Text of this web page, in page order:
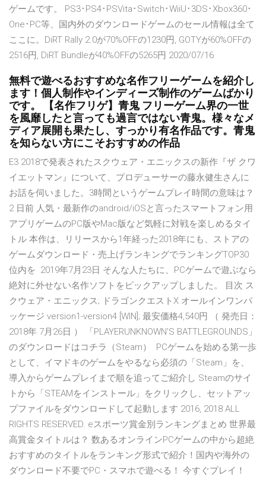
ゲームです。 PS3･PS4･PSVita･Switch･WiiU･3DS･Xbox360･
One･PC等、国内外のダウンロードゲームのセール情報は全て
ここに。DiRT Rally 2.0が70%OFFの1230円, GOTYが60%OFFの
2516円, DiRT Bundleが40%OFFの5265円 2020/07/16
無料で遊べるおすすめな名作フリーゲームを紹介し
ます！個人制作やインディーズ制作のゲームばかり
です。 【名作フリゲ】青鬼 フリーゲーム界の一世
を風靡したと言っても過言ではない青鬼。様々なメ
ディア展開も果たし、すっかり有名作品です。青鬼
を知らない方にこそおすすめの作品
E3 2018で発表されたスクウェア・エニックスの新作『ザ クワ
イエットマン』について、プロデューサーの藤永健生さんに
お話を伺いました。3時間というゲームプレイ時間の意味は？
2 日前 人気・最新作のandroid/iOSと言ったスマートフォン用
アプリゲームのPC版やMac版など気軽に対戦を楽しめるタイ
トル 本作は、リリースから1年経った2018年にも、ストアの
ゲームダウンロード・売上げランキングでランキングTOP30
位内を 2019年7月23日 そんな人たちに、PCゲームで遊ぶなら
絶対に外せない名作ソフトをピックアップしました。 目次 ス
クウェア・エニックス; ドラゴンクエストX オールインワンパ
ッケージ version1-version4 [WIN]; 最安価格4,540円 （ 発売日：
2018年 7月26日 ） 「PLAYERUNKNOWN'S BATTLEGROUNDS」
のダウンロードはコチラ（Steam） PCゲームを始める第一歩
として、イマドキのゲームをやるなら必須の「Steam」を、
導入からゲームプレイまで順を追ってご紹介し Steamのサイ
トから「STEAMをインストール」をクリックし、セットアッ
プファイルをダウンロードして起動します 2016, 2018 ALL
RIGHTS RESERVED. eスポーツ賞金別ランキングまとめ 世界最
高賞金タイトルは？ 数あるオンラインPCゲームの中から超絶
おすすめのタイトルをランキング形式で紹介！国内や海外の
ダウンロード不要でPC・スマホで遊べる！ 今すぐプレイ！